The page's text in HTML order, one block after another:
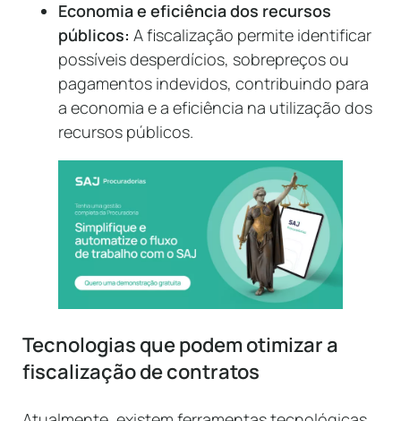
Economia e eficiência dos recursos
públicos: A fiscalização permite identificar
possíveis desperdícios, sobrepreços ou
pagamentos indevidos, contribuindo para
a economia e a eficiência na utilização dos
recursos públicos.
Tecnologias que podem otimizar a
fiscalização de contratos